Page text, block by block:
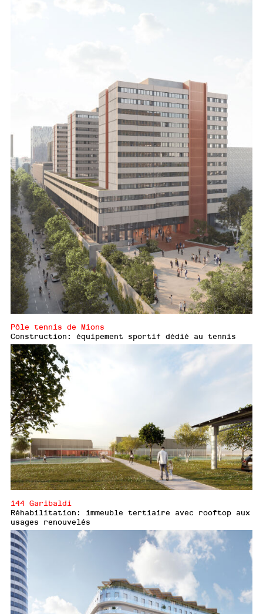
Pôle tennis de Mions
Construction: équipement sportif dédié au tennis
144 Garibaldi
Réhabilitation: immeuble tertiaire avec rooftop aux
usages renouvelés